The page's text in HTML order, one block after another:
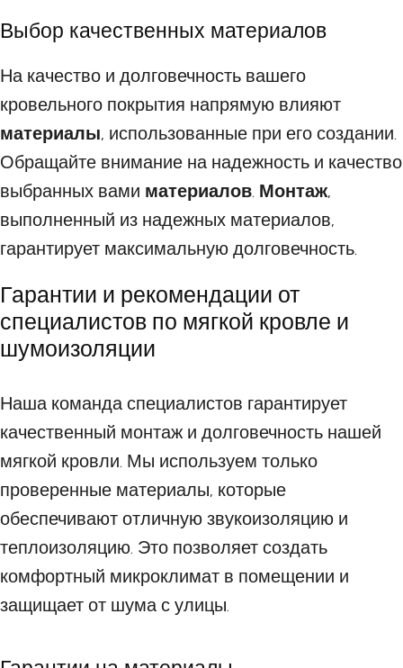
Выбор качественных материалов
На качество и долговечность вашего
кровельного покрытия напрямую влияют
материалы, использованные при его создании.
Обращайте внимание на надежность и качество
выбранных вами материалов. Монтаж,
выполненный из надежных материалов,
гарантирует максимальную долговечность.
Гарантии и рекомендации от
специалистов по мягкой кровле и
шумоизоляции
Наша команда специалистов гарантирует
качественный монтаж и долговечность нашей
мягкой кровли. Мы используем только
проверенные материалы, которые
обеспечивают отличную звукоизоляцию и
теплоизоляцию. Это позволяет создать
комфортный микроклимат в помещении и
защищает от шума с улицы.